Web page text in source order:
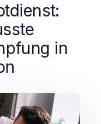
in